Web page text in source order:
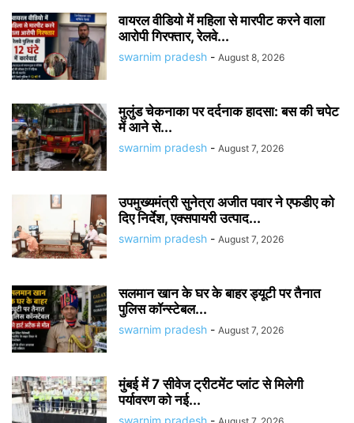
वायरल वीडियो में महिला से मारपीट करने वाला
आरोपी गिरफ्तार, रेलवे...
swarnim pradesh - August 8, 2026
मुलुंड चेकनाका पर दर्दनाक हादसा: बस की चपेट
में आने से...
swarnim pradesh - August 7, 2026
उपमुख्यमंत्री सुनेत्रा अजीत पवार ने एफडीए को
दिए निर्देश, एक्सपायरी उत्पाद...
swarnim pradesh - August 7, 2026
सलमान खान के घर के बाहर ड्यूटी पर तैनात
पुलिस कॉन्स्टेबल...
swarnim pradesh - August 7, 2026
मुंबई में 7 सीवेज ट्रीटमेंट प्लांट से मिलेगी
पर्यावरण को नई...
swarnim pradesh -